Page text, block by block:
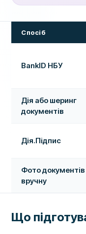
Спосіб
BankID НБУ
Дія або шеринг
документів
Дія.Підпис
Фото документів
вручну
Що